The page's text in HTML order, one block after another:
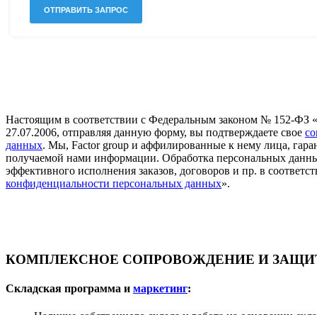
Настоящим в соответствии с Федеральным законом № 152-ФЗ
27.07.2006, отправляя данную форму, вы подтверждаете свое
данных. Мы, Factor group и аффилированные к нему лица,
получаемой нами информации. Обработка персональных
эффективного исполнения заказов, договоров и пр. в
конфиденциальности персональных данных».
КОМПЛЕКСНОЕ СОПРОВОЖДЕНИЕ И
Складская программа и маркетинг: